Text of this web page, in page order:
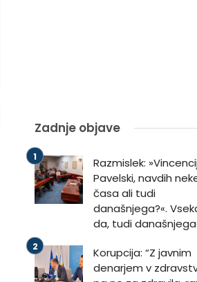
Zadnje objave
Razmislek:
Pavelski, navdih
časa ali tudi
današnjega?«.
da, tudi
Korupcija: “Z javnim
denarjem v